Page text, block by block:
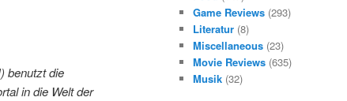
benutzt die
in die Welt der
Game Reviews (293)
Literatur (8)
Miscellaneous (23)
Movie Reviews (635)
Musik (32)